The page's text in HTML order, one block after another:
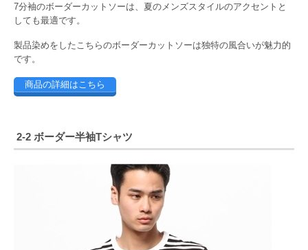
7分袖のボーダーカットソーは、夏のメンズスタイルのアクセントと
しても最適です。
製品染めをしたこちらのボーダーカットソーは独特の風合いが魅力的
です。
商品の詳細はこちら
2-2 ボーダー半袖Tシャツ